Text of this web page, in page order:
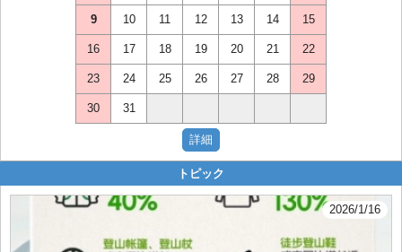
9 10 11 12 13 14 15
16 17 18 19 20 21 22
23 24 25 26 27 28 29
30 31
トピック
2026/1/16